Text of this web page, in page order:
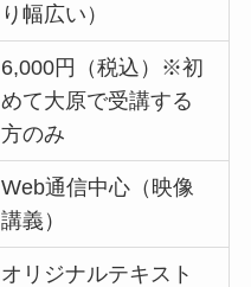
り幅広い）
6,000円（税込）※初
めて大原で受講する
方のみ
Web通信中心（映像
講義）
オリジナルテキスト